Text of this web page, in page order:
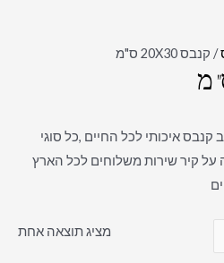
/ קנבס 20X30 ס"מ
איכותי לכל החיים ,כל סוגי
על קיר שירות משלוחים לכל הארץ
מציג תוצאה אחת